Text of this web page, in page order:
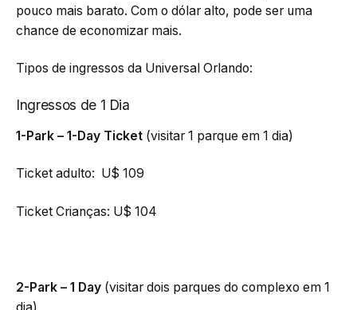
pouco mais barato. Com o dólar alto, pode ser uma
chance de economizar mais.
Tipos de ingressos da Universal Orlando:
Ingressos de 1 Dia
1-Park – 1-Day Ticket (visitar 1 parque em 1 dia)
Ticket adulto: U$ 109
Ticket Crianças: U$ 104
2-Park – 1 Day (visitar dois parques do complexo em 1